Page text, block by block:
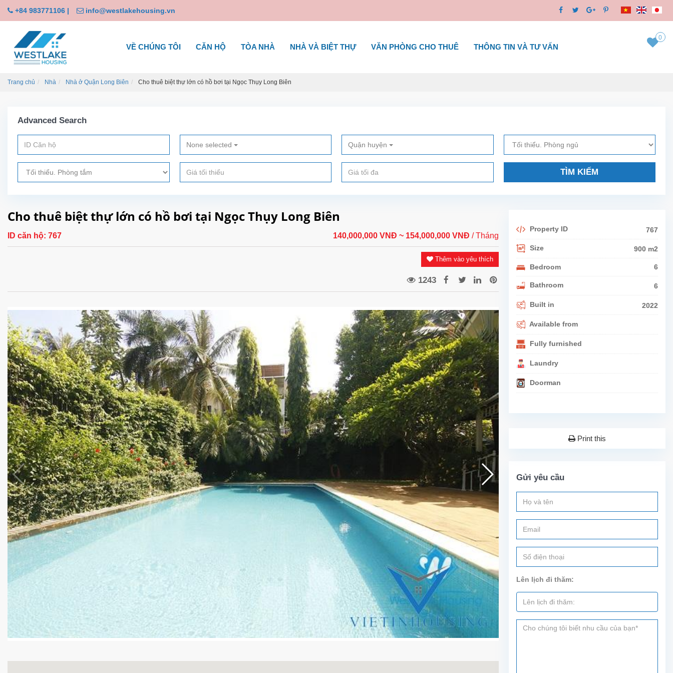
+84 983771106 | info@westlakehousing.vn
VỀ CHÚNG TÔI CĂN HỘ TÒA NHÀ NHÀ VÀ BIỆT THỰ VĂN PHÒNG CHO THUÊ THÔNG TIN VÀ TƯ VẤN
0
Trang chủ Nhà Nhà ở Quận Long Biên Cho thuê biệt thự lớn có hồ bơi tại Ngọc Thụy Long Biên
Advanced Search
None selected Quận huyện
TÌM KIẾM
Cho thuê biệt thự lớn có hồ bơi tại Ngọc Thụy Long Biên
ID căn hộ: 767 140,000,000 VNĐ ~ 154,000,000 VNĐ / Tháng
Thêm vào yêu thích
1243
Property ID 767
Size 900 m2
Bedroom 6
Bathroom 6
Built in 2022
Available from
Fully furnished
Laundry
Doorman
Print this
Gửi yêu cầu
Lên lịch đi thăm: